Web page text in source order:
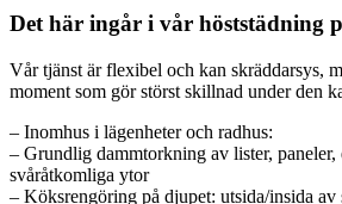
Det här ingår i vår höststädning
Vår tjänst är flexibel och kan skräddarsys,
moment som gör störst skillnad under den
– Inomhus i lägenheter och radhus:
– Grundlig dammtorkning av lister, paneler,
svåråtkomliga ytor
– Köksrengöring på djupet: utsida/insida av